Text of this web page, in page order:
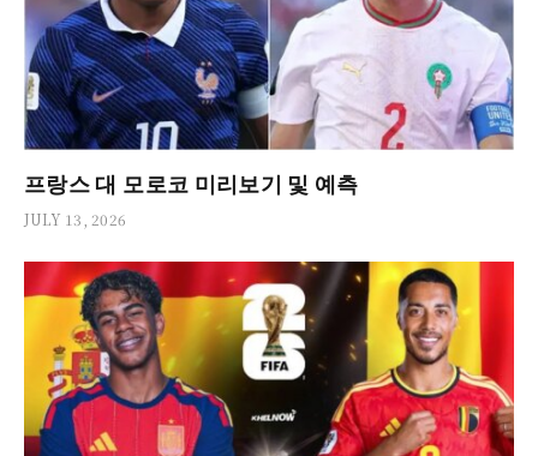
프랑스 대 모로코 미리보기 및 예측
JULY 13, 2026